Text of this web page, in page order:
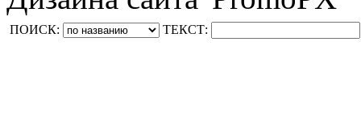
ПОИСК: ТЕКСТ: